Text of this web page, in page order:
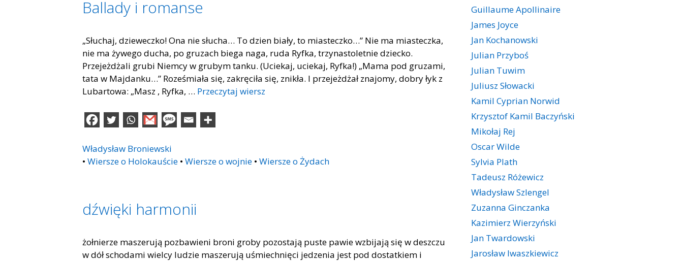
Ballady i romanse
„Słuchaj, dzieweczko! Ona nie słucha… To dzien biały, to miasteczko…” Nie ma miasteczka,
nie ma żywego ducha, po gruzach biega naga, ruda Ryfka, trzynastoletnie dziecko.
Przejeżdżali grubi Niemcy w grubym tanku. (Uciekaj, uciekaj, Ryfka!) „Mama pod gruzami,
tata w Majdanku…” Roześmiała się, zakręciła się, znikła. I przejeżdżał znajomy, dobry łyk z
Lubartowa: „Masz , Ryfka, … Przeczytaj wiersz
Władysław Broniewski
• Wiersze o Holokauście • Wiersze o wojnie • Wiersze o Żydach
dźwięki harmonii
żołnierze maszerują pozbawieni broni groby pozostają puste pawie wzbijają się w deszczu
w dół schodami wielcy ludzie maszerują uśmiechnięci jedzenia jest pod dostatkiem i
Guillaume Apollinaire
James Joyce
Jan Kochanowski
Julian Przyboś
Julian Tuwim
Juliusz Słowacki
Kamil Cyprian Norwid
Krzysztof Kamil Baczyński
Mikołaj Rej
Oscar Wilde
Sylvia Plath
Tadeusz Różewicz
Władysław Szlengel
Zuzanna Ginczanka
Kazimierz Wierzyński
Jan Twardowski
Jarosław Iwaszkiewicz